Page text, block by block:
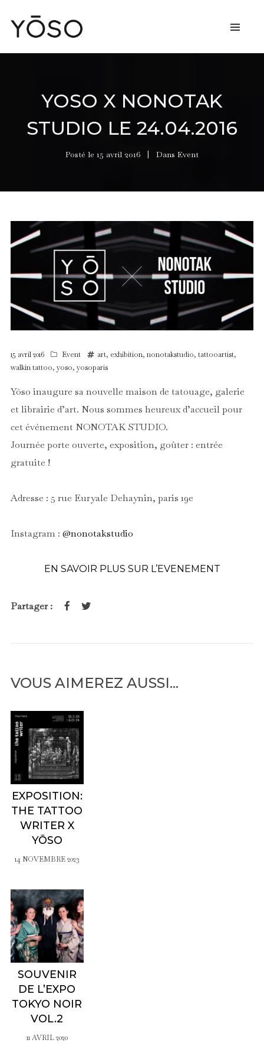
YOSO X NONOTAK
STUDIO LE 24.04.2016
Posté le 15 avril 2016 Dans Event
15 avril 2016 Event art, exhibition, nonotakstudio, tattooartist,
walkin tattoo, yoso, yosoparis
Yōso inaugure sa nouvelle maison de tatouage, galerie
et librairie d’art. Nous sommes heureux d’accueil pour
cet événement NONOTAK STUDIO.
Journée porte ouverte, exposition, goûter : entrée
gratuite !
Adresse : 5 rue Euryale Dehaynin, paris 19e
Instagram : @nonotakstudio
EN SAVOIR PLUS SUR L’EVENEMENT
VOUS AIMEREZ AUSSI...
EXPOSITION:
THE TATTOO
WRITER X
YŌSO
14 NOVEMBRE 2023
SOUVENIR
DE L’EXPO
TOKYO NOIR
VOL.2
11 AVRIL 2020